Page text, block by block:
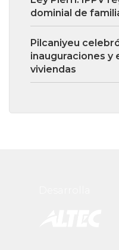
dominial de
Pilcaniyeu
inauguraciones y
viviendas